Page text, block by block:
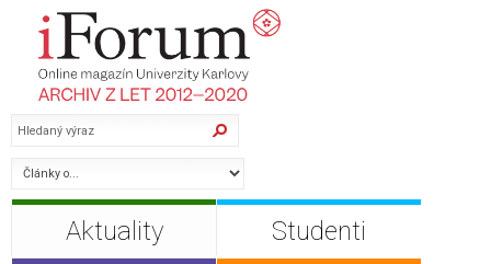
Aktuality
Studenti